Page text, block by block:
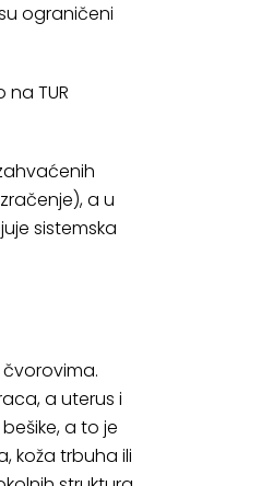
ograničeni
TUR
a u
sistemska
a uterus i
a to je
koža trbuha ili